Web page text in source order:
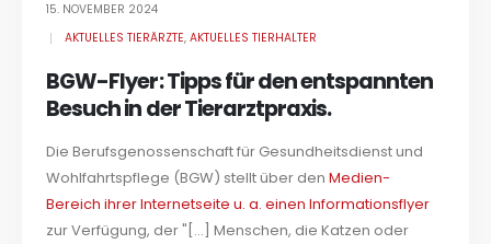
15. NOVEMBER 2024
AKTUELLES TIERÄRZTE,AKTUELLES TIERHALTER
BGW-Flyer: Tipps für den entspannten
Besuch in der Tierarztpraxis.
Die Berufsgenossenschaft für Gesundheitsdienst und
Wohlfahrtspflege (BGW) stellt über denMedien-
Bereich ihrer Internetseite u. a. einen Informationsflyer
zur Verfügung, der "[...] Menschen, die Katzen oder